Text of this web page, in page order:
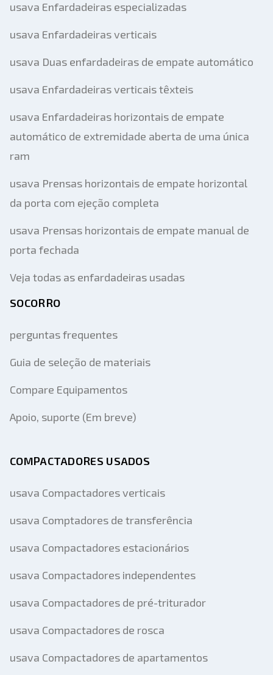
usava Enfardadeiras especializadas
usava Enfardadeiras verticais
usava Duas enfardadeiras de empate automático
usava Enfardadeiras verticais têxteis
usava Enfardadeiras horizontais de empate
automático de extremidade aberta de uma única
ram
usava Prensas horizontais de empate horizontal
da porta com ejeção completa
usava Prensas horizontais de empate manual de
porta fechada
Veja todas as enfardadeiras usadas
SOCORRO
perguntas frequentes
Guia de seleção de materiais
Compare Equipamentos
Apoio, suporte (Em breve)
COMPACTADORES USADOS
usava Compactadores verticais
usava Comptadores de transferência
usava Compactadores estacionários
usava Compactadores independentes
usava Compactadores de pré-triturador
usava Compactadores de rosca
usava Compactadores de apartamentos